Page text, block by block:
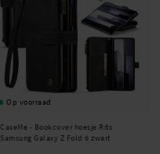
Op voorraad
CaseMe - Bookcover hoesje Rits
Samsung Galaxy Z Fold 6 zwart